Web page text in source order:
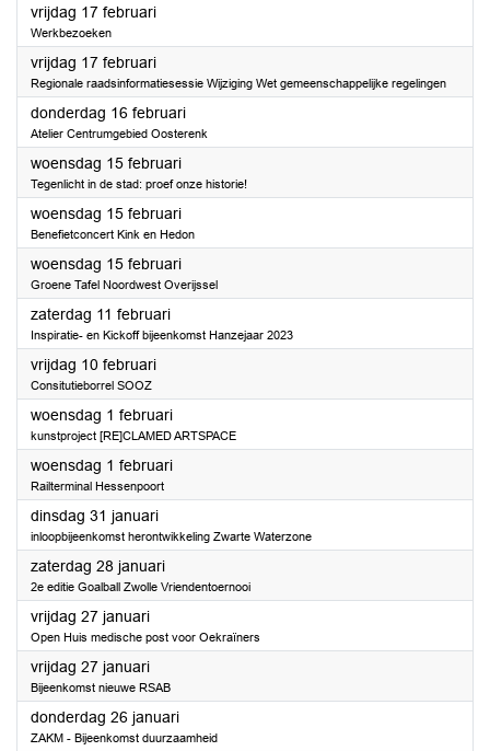
vrijdag 17 februari2023
Werkbezoeken
vrijdag 17 februari2023
Regionale raadsinformatiesessie Wijziging Wet gemeenschappelijke regelingen
donderdag 16 februari2023
Atelier Centrumgebied Oosterenk
woensdag 15 februari2023
Tegenlicht in de stad: proef onze historie!
woensdag 15 februari2023
Benefietconcert Kink en Hedon
woensdag 15 februari2023
Groene Tafel Noordwest Overijssel
zaterdag 11 februari2023
Inspiratie- en Kickoff bijeenkomst Hanzejaar 2023
vrijdag 10 februari2023
Consitutieborrel SOOZ
woensdag 1 februari2023
kunstproject [RE]CLAMED ARTSPACE
woensdag 1 februari2023
Railterminal Hessenpoort
dinsdag 31 januari2023
inloopbijeenkomst herontwikkeling Zwarte Waterzone
zaterdag 28 januari2023
2e editie Goalball Zwolle Vriendentoernooi
vrijdag 27 januari2023
Open Huis medische post voor Oekraïners
vrijdag 27 januari2023
Bijeenkomst nieuwe RSAB
donderdag 26 januari2023
ZAKM - Bijeenkomst duurzaamheid